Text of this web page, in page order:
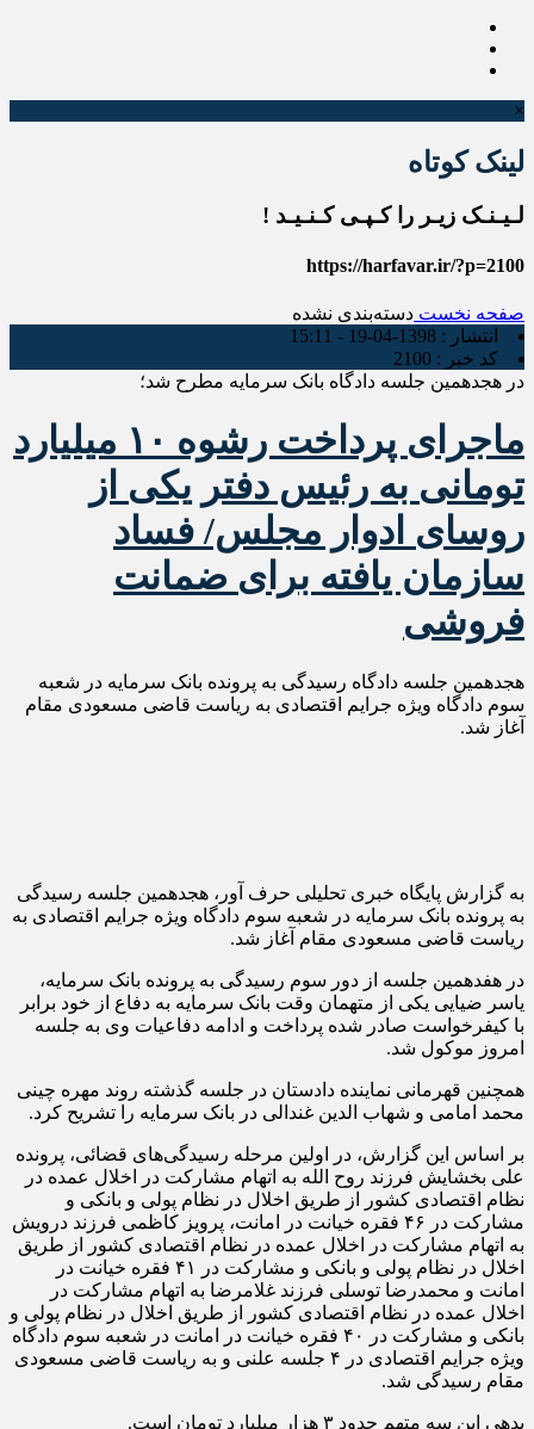
×
لینک کوتاه
لـیـنـک زیـر را کـپـی کـنـیـد !
https://harfavar.ir/?p=2100
صفحه نخست دسته‌بندی نشده
انتشار : 1398-04-19 - 15:11
کد خبر : 2100
در هجدهمین جلسه دادگاه بانک سرمایه مطرح شد؛
ماجرای پرداخت رشوه ۱۰ میلیارد
تومانی به رئیس دفتر یکی از
روسای ادوار مجلس/ فساد
سازمان یافته برای ضمانت
فروشی
هجدهمین جلسه دادگاه رسیدگی به پرونده بانک سرمایه در شعبه
سوم دادگاه ویژه جرایم اقتصادی به ریاست قاضی مسعودی مقام
آغاز شد.
به گزارش پایگاه خبری تحلیلی حرف آور، هجدهمین جلسه رسیدگی
به پرونده بانک سرمایه در شعبه سوم دادگاه ویژه جرایم اقتصادی به
ریاست قاضی مسعودی مقام آغاز شد.
در هفدهمین جلسه از دور سوم رسیدگی به پرونده بانک سرمایه،
یاسر ضیایی یکی از متهمان وقت بانک سرمایه به دفاع از خود برابر
با کیفرخواست صادر شده پرداخت و ادامه دفاعیات وی به جلسه
امروز موکول شد.
همچنین قهرمانی نماینده دادستان در جلسه گذشته روند مهره چینی
محمد امامی و شهاب الدین غندالی در بانک سرمایه را تشریح کرد.
بر اساس این گزارش، در اولین مرحله رسیدگی‌های قضائی، پرونده
علی بخشایش فرزند روح الله به اتهام مشارکت در اخلال عمده در
نظام اقتصادی کشور از طریق اخلال در نظام پولی و بانکی و
مشارکت در ۴۶ فقره خیانت در امانت، پرویز کاظمی فرزند درویش
به اتهام مشارکت در اخلال عمده در نظام اقتصادی کشور از طریق
اخلال در نظام پولی و بانکی و مشارکت در ۴۱ فقره خیانت در
امانت و محمدرضا توسلی فرزند غلامرضا به اتهام مشارکت در
اخلال عمده در نظام اقتصادی کشور از طریق اخلال در نظام پولی و
بانکی و مشارکت در ۴۰ فقره خیانت در امانت در شعبه سوم دادگاه
ویژه جرایم اقتصادی در ۴ جلسه علنی و به ریاست قاضی مسعودی
مقام رسیدگی شد.
بدهی این سه متهم حدود ۳ هزار میلیارد تومان است.